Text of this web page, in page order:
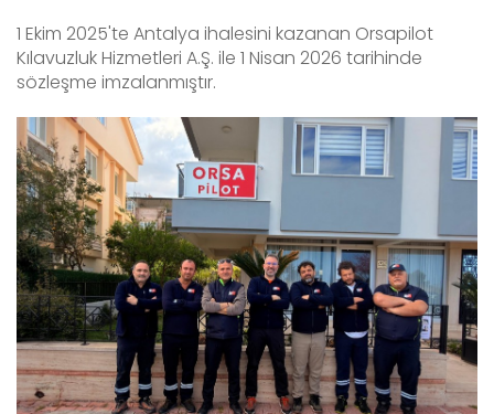
1 Ekim 2025'te Antalya ihalesini kazanan Orsapilot
Kılavuzluk Hizmetleri A.Ş. ile 1 Nisan 2026 tarihinde
sözleşme imzalanmıştır.